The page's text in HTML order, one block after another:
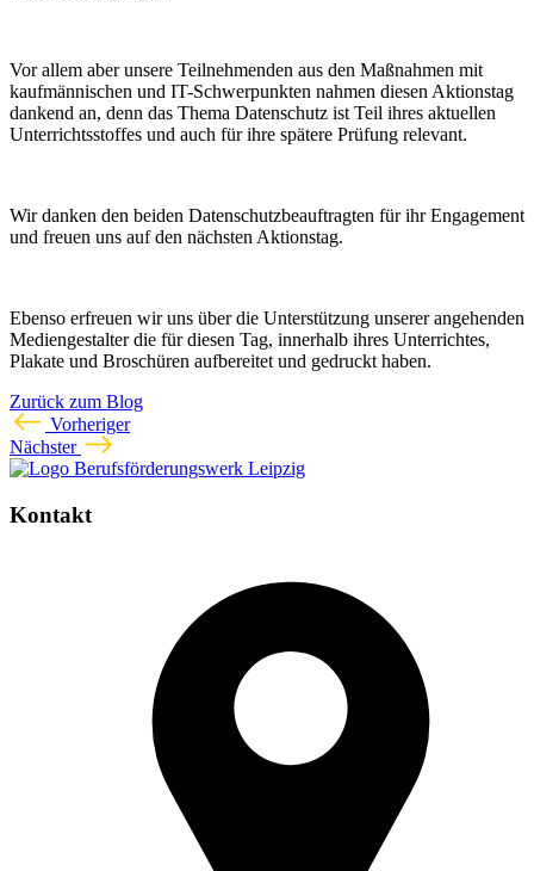
Vor allem aber unsere Teilnehmenden aus den Maßnahmen mit
kaufmännischen und IT-Schwerpunkten nahmen diesen Aktionstag
dankend an, denn das Thema Datenschutz ist Teil ihres aktuellen
Unterrichtsstoffes und auch für ihre spätere Prüfung relevant.
Wir danken den beiden Datenschutzbeauftragten für ihr Engagement
und freuen uns auf den nächsten Aktionstag.
Ebenso erfreuen wir uns über die Unterstützung unserer angehenden
Mediengestalter die für diesen Tag, innerhalb ihres Unterrichtes,
Plakate und Broschüren aufbereitet und gedruckt haben.
Zurück zum Blog
Vorheriger
Nächster
Kontakt